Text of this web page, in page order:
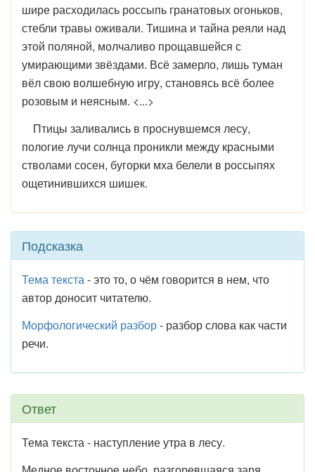
шире расходилась россыпь гранатовых огоньков,
стебли травы оживали. Тишина и тайна реяли над
этой поляной, молчаливо прощавшейся с
умирающими звёздами. Всё замерло, лишь туман
вёл свою волшебную игру, становясь всё более
розовым и неясным. <...>
Птицы заливались в проснувшемся лесу,
пологие лучи солнца проникли между красными
стволами сосен, бугорки мха белели в россыпях
ощетинившихся шишек.
Подсказка
Тема текста- это то, о чём говорится в нем, что
автор доносит читателю.
Морфологический разбор- разбор слова как части
речи.
Ответ
Тема текста - наступление утра в лесу.